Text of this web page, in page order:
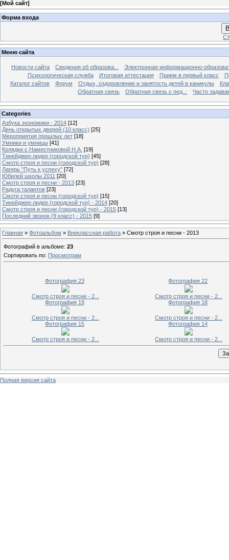
[Мой сайт]
Форма входа
Меню сайта
Новости сайта Сведения об образова...
Электронная информационно-
Психологическая служба
Итоговая аттестация Прием в первый класс
Каталог сайтов
Форум Отдых, оздоровление и занятость детей в каникулы
Обратная связь
Обратная связь с пед... Часто
Categories
Азбука экономики - 2014 [12]
День открытых дверей (10 класс) [25]
Мероприятия прошлых лет [18]
Умники и умницы [41]
Колядки с Наместниковой Н.А. [19]
Тинейджер-лидер (городской тур) [45]
Смотр строя и песни (городской тур) [28]
Лагерь "Путь к успеху" [72]
Юбилей школы 2011 [20]
Смотр строя и песни - 2013 [23]
Радуга талантов [23]
Смотр строя и песни (городской тур) [15]
Тинейджер-лидер (городской тур) - 2014 [20]
Смотр строя и песни (городской тур) - 2015 [13]
Последний звонок (9 класс) - 2015 [9]
Главная » Фотоальбом » Внеклассная работа » Смотр строя и песни - 2013
Фотографий в альбоме: 23
Сортировать по: Просмотрам
Фотография 23
Смотр строя и песни - 2...
Фотография 22
Смотр строя и песни - 2...
Фотография 19
Смотр строя и песни - 2...
Фотография 18
Смотр строя и песни - 2...
Фотография 15
Смотр строя и песни - 2...
Фотография 14
Смотр строя и песни - 2...
Полная версия сайта